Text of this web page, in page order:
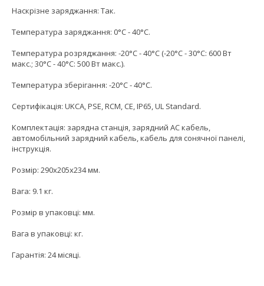
Наскрізне заряджання: Так.
Температура заряджання: 0°C - 40°C.
Температура розряджання: -20°C - 40°C (-20°C - 30°C: 600 Вт
макс.; 30°C - 40°C: 500 Вт макс.).
Температура зберігання: -20°C - 40°C.
Сертифікація: UKCA, PSE, RCM, CE, IP65, UL Standard.
Комплектація: зарядна станція, зарядний AC кабель,
автомобільний зарядний кабель, кабель для сонячної панелі,
інструкція.
Розмір: 290x205x234 мм.
Вага: 9.1 кг.
Розмір в упаковці: мм.
Вага в упаковці: кг.
Гарантія: 24 місяці.